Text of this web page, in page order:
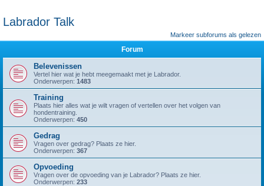
Labrador Talk
Markeer subforums als gelezen
Forum
Belevenissen
Vertel hier wat je hebt meegemaakt met je Labrador.
Onderwerpen: 1483
Training
Plaats hier alles wat je wilt vragen of vertellen over het volgen van
hondentraining.
Onderwerpen: 450
Gedrag
Vragen over gedrag? Plaats ze hier.
Onderwerpen: 367
Opvoeding
Vragen over de opvoeding van je Labrador? Plaats ze hier.
Onderwerpen: 233